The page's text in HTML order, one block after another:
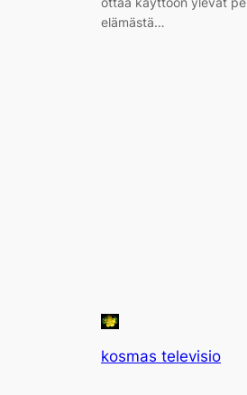
elämästä…
kosmas televisio